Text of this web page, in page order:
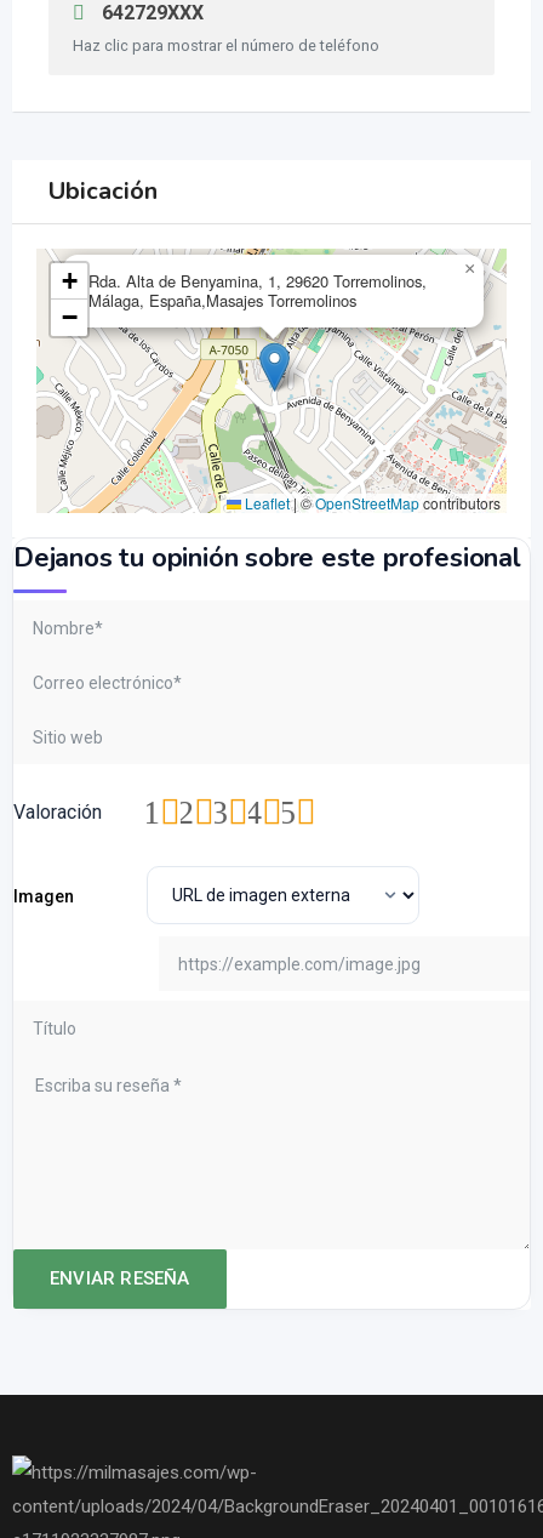
642729XXX
Haz clic para mostrar el número de teléfono
Ubicación
Rda. Alta de Benyamina, 1, 29620 Torremolinos,
Málaga, España,Masajes Torremolinos
×
+
−
Leaflet |©OpenStreetMapcontributors
Dejanos tu opinión sobre este profesional
Valoración 5
4
3
2
1
Imagen